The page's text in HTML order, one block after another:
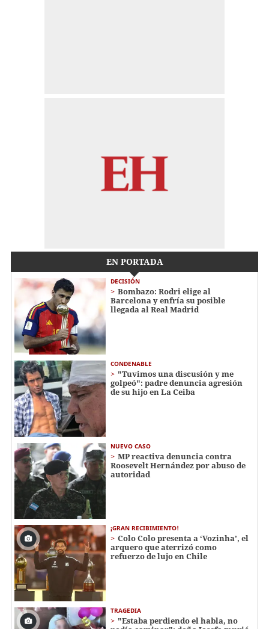
EN PORTADA
DECISIÓN
Bombazo: Rodri elige al
Barcelona y enfría su posible
llegada al Real Madrid
CONDENABLE
"Tuvimos una discusión y me
golpeó": padre denuncia agresión
de su hijo en La Ceiba
NUEVO CASO
MP reactiva denuncia contra
Roosevelt Hernández por abuso de
autoridad
¡GRAN RECIBIMIENTO!
Colo Colo presenta a ‘Vozinha’, el
arquero que aterrizó como
refuerzo de lujo en Chile
TRAGEDIA
"Estaba perdiendo el habla, no